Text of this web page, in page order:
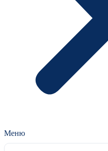
Меню